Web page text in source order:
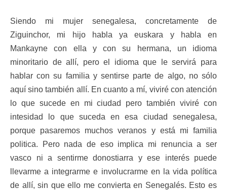
Siendo mi mujer senegalesa, concretamente de
Ziguinchor, mi hijo habla ya euskara y habla en
Mankayne con ella y con su hermana, un idioma
minoritario de allí, pero el idioma que le servirá para
hablar con su familia y sentirse parte de algo, no sólo
aquí sino también allí. En cuanto a mí, viviré con atención
lo que sucede en mi ciudad pero también viviré con
intesidad lo que suceda en esa ciudad senegalesa,
porque pasaremos muchos veranos y está mi familia
politica. Pero nada de eso implica mi renuncia a ser
vasco ni a sentirme donostiarra y ese interés puede
llevarme a integrarme e involucrarme en la vida política
de allí, sin que ello me convierta en Senegalés. Esto es